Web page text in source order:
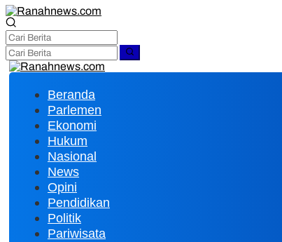
Beranda
Parlemen
Ekonomi
Hukum
Nasional
News
Opini
Pendidikan
Politik
Pariwisata